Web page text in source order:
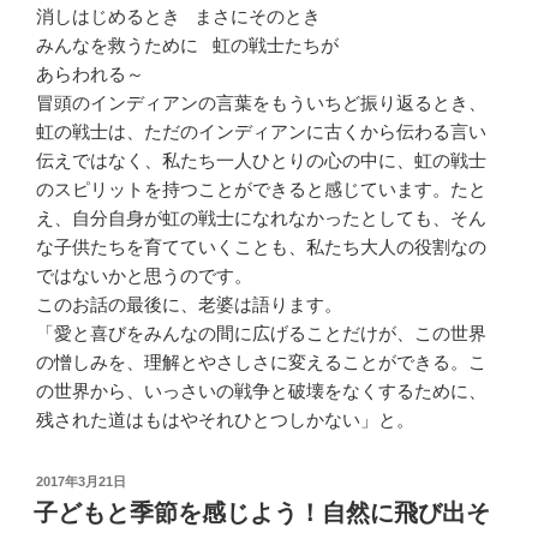
消しはじめるとき まさにそのとき
みんなを救うために 虹の戦士たちが
あらわれる～
冒頭のインディアンの言葉をもういちど振り返るとき、
虹の戦士は、ただのインディアンに古くから伝わる言い
伝えではなく、私たち一人ひとりの心の中に、虹の戦士
のスピリットを持つことができると感じています。たと
え、自分自身が虹の戦士になれなかったとしても、そん
な子供たちを育てていくことも、私たち大人の役割なの
ではないかと思うのです。
このお話の最後に、老婆は語ります。
「愛と喜びをみんなの間に広げることだけが、この世界
の憎しみを、理解とやさしさに変えることができる。こ
の世界から、いっさいの戦争と破壊をなくするために、
残された道はもはやそれひとつしかない」と。
投
稿
日:
2017年3月21日
子どもと季節を感じよう！自然に飛び出そ